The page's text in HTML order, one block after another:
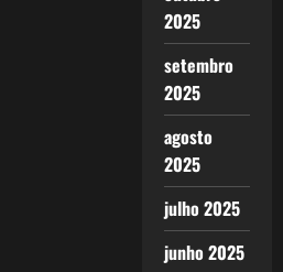
2025
setembro
2025
agosto
2025
julho 2025
junho 2025